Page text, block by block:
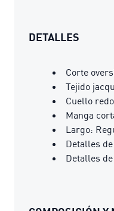
DETALLES
Corte
Tejido
Cuello
Manga
Largo:
Detalles
Detalles